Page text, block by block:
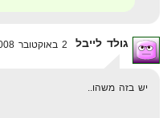
גולד לייבל2 באוקטובר 2008 בשעה 8:18
יש בזה משהו..